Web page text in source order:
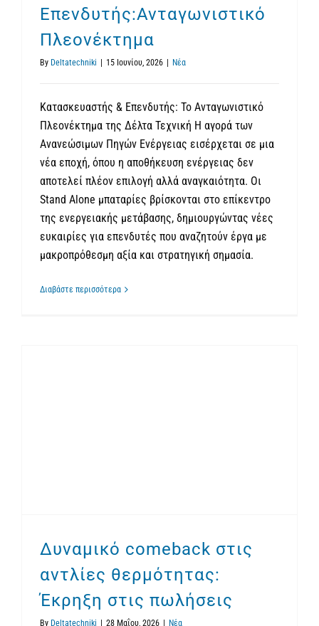
Επενδυτής:Ανταγωνιστικό
Πλεονέκτημα
By Deltatechniki 15 Ιουνίου, 2026 Νέα
Κατασκευαστής & Επενδυτής: Το Ανταγωνιστικό
Πλεονέκτημα της Δέλτα Τεχνική Η αγορά των
Ανανεώσιμων Πηγών Ενέργειας εισέρχεται σε μια
νέα εποχή, όπου η αποθήκευση ενέργειας δεν
αποτελεί πλέον επιλογή αλλά αναγκαιότητα. Οι
Stand Alone μπαταρίες βρίσκονται στο επίκεντρο
της ενεργειακής μετάβασης, δημιουργώντας νέες
ευκαιρίες για επενδυτές που αναζητούν έργα με
μακροπρόθεσμη αξία και στρατηγική σημασία.
Διαβάστε περισσότερα
Δυναμικό comeback στις
αντλίες θερμότητας:
Έκρηξη στις πωλήσεις
By Deltatechniki 28 Μαΐου, 2026 Νέα